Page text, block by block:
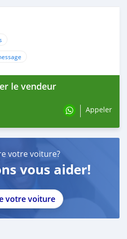
le vendeur
Appeler
votre voiture?
vous aider!
votre voiture